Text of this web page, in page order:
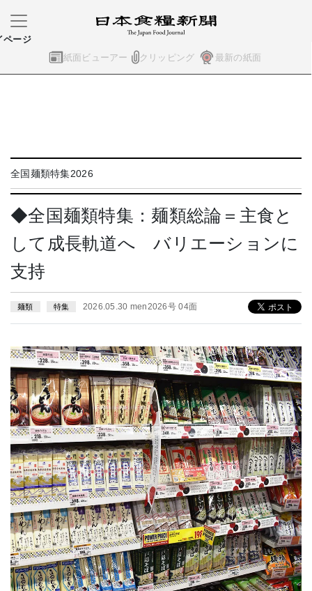
紙面ビューアー クリッピング 最新の紙面
ページ
全国麺類特集2026
◆全国麺類特集：麺類総論＝主食と
して成長軌道へ バリエーションに
支持
麺類 特集 2026.05.30 men2026号 04面